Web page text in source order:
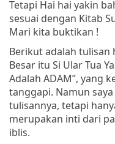
Tetapi Hai hai yakin
sesuai dengan Kitab
Mari kita buktikan !
Berikut adalah tulisan
Besar itu Si Ular Tua
Adalah ADAM”, yang
tanggapi. Namun
tulisannya, tetapi
merupakan inti dari
iblis.